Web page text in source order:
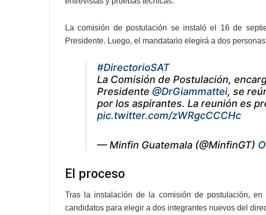
La comisión de postulación se instaló el 16 de
Presidente. Luego, el mandatario elegirá a dos
#DirectorioSAT
La Comisión de Postulación,
Presidente @DrGiammattei, se
por los aspirantes. La reunión es
pic.twitter.com/zWRgcCCCHc
— Minfin Guatemala (@MinfinGT)
El proceso
Tras la instalación de la comisión de postulación,
candidatos para elegir a dos integrantes nuevos del